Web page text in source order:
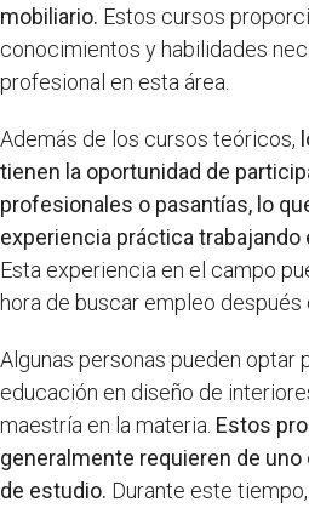
mobiliario. Estos cursos
conocimientos y habilidades
profesional en esta área.
Además de los cursos teóricos,
tienen la oportunidad de
profesionales o pasantías, lo
experiencia práctica
Esta experiencia en el campo
hora de buscar empleo después
Algunas personas pueden optar
educación en diseño de
maestría en la materia. Estos
generalmente requieren de
de estudio. Durante este